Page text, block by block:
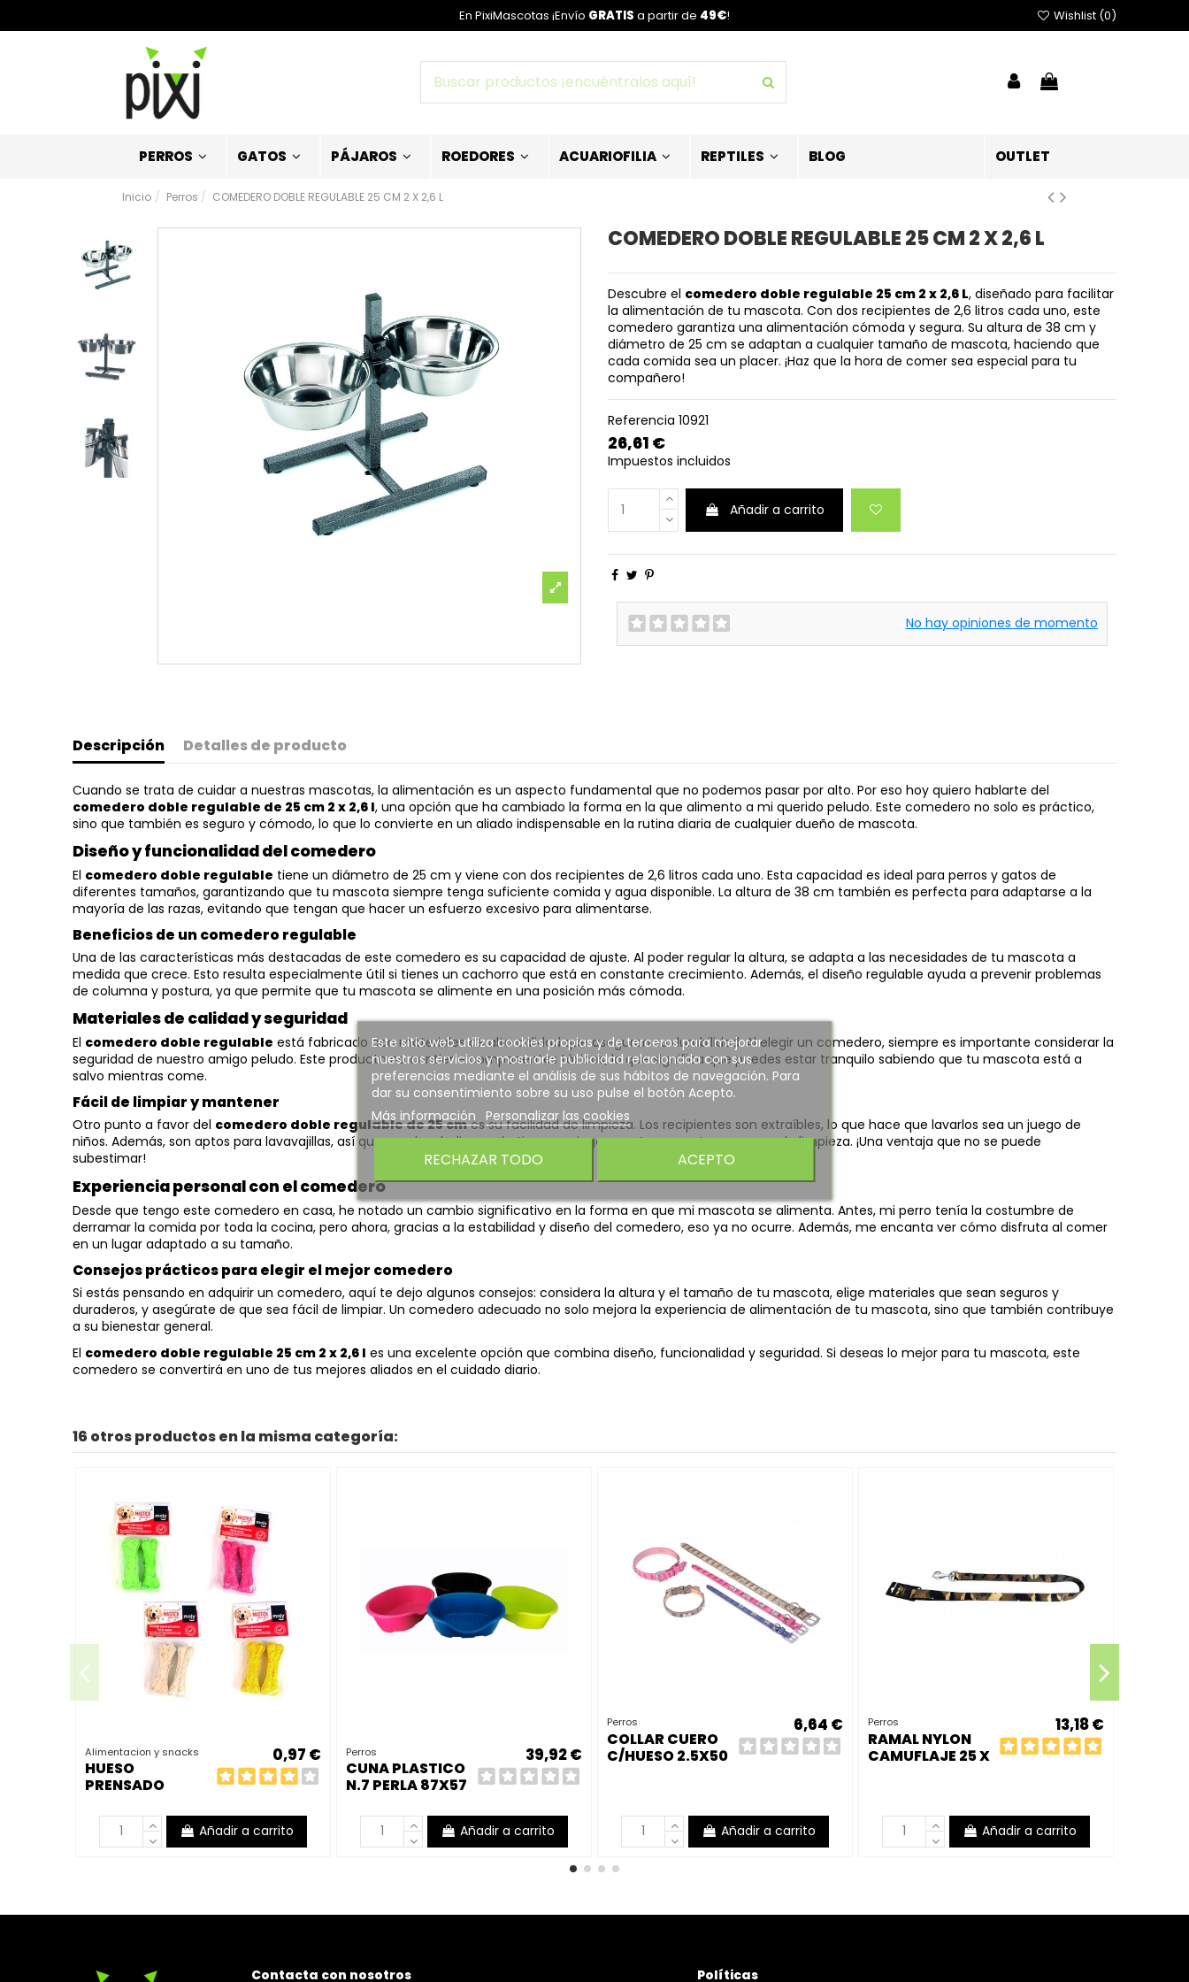
En PixiMascotas ¡Envío GRATIS a partir de 49€! Wishlist (0)
PERROS GATOS PÁJAROS ROEDORES ACUARIOFILIA REPTILES BLOG OUTLET
Inicio Perros COMEDERO DOBLE REGULABLE 25 CM 2 X 2,6 L
COMEDERO DOBLE REGULABLE 25 CM 2 X 2,6 L
Descubre el comedero doble regulable 25 cm 2 x 2,6 L, diseñado para facilitar
la alimentación de tu mascota. Con dos recipientes de 2,6 litros cada uno, este
comedero garantiza una alimentación cómoda y segura. Su altura de 38 cm y
diámetro de 25 cm se adaptan a cualquier tamaño de mascota, haciendo que
cada comida sea un placer. ¡Haz que la hora de comer sea especial para tu
compañero!
Referencia 10921
26,61 €
Impuestos incluidos
Añadir a carrito
No hay opiniones de momento
Descripción Detalles de producto
Cuando se trata de cuidar a nuestras mascotas, la alimentación es un aspecto fundamental que no podemos pasar por alto. Por eso hoy quiero hablarte del
comedero doble regulable de 25 cm 2 x 2,6 l, una opción que ha cambiado la forma en la que alimento a mi querido peludo. Este comedero no solo es práctico,
sino que también es seguro y cómodo, lo que lo convierte en un aliado indispensable en la rutina diaria de cualquier dueño de mascota.
Diseño y funcionalidad del comedero
El comedero doble regulable tiene un diámetro de 25 cm y viene con dos recipientes de 2,6 litros cada uno. Esta capacidad es ideal para perros y gatos de
diferentes tamaños, garantizando que tu mascota siempre tenga suficiente comida y agua disponible. La altura de 38 cm también es perfecta para adaptarse a la
mayoría de las razas, evitando que tengan que hacer un esfuerzo excesivo para alimentarse.
Beneficios de un comedero regulable
Una de las características más destacadas de este comedero es su capacidad de ajuste. Al poder regular la altura, se adapta a las necesidades de tu mascota a
medida que crece. Esto resulta especialmente útil si tienes un cachorro que está en constante crecimiento. Además, el diseño regulable ayuda a prevenir problemas
de columna y postura, ya que permite que tu mascota se alimente en una posición más cómoda.
Materiales de calidad y seguridad
El comedero doble regulable está fabricado con materiales de alta calidad que aseguran su durabilidad. Al elegir un comedero, siempre es importante considerar la
seguridad de nuestro amigo peludo. Este producto no contiene componentes tóxicos, lo que significa que puedes estar tranquilo sabiendo que tu mascota está a
salvo mientras come.
Fácil de limpiar y mantener
Otro punto a favor del comedero doble regulable de 25 cmes su facilidad de limpieza. Los recipientes son extraíbles, lo que hace que lavarlos sea un juego de
niños. Además, son aptos para lavavajillas, así que puedes dedicar más tiempo a jugar con tu mascota y menos a la limpieza. ¡Una ventaja que no se puede
subestimar!
Experiencia personal con el comedero
Desde que tengo este comedero en casa, he notado un cambio significativo en la forma en que mi mascota se alimenta. Antes, mi perro tenía la costumbre de
derramar la comida por toda la cocina, pero ahora, gracias a la estabilidad y diseño del comedero, eso ya no ocurre. Además, me encanta ver cómo disfruta al comer
en un lugar adaptado a su tamaño.
Consejos prácticos para elegir el mejor comedero
Si estás pensando en adquirir un comedero, aquí te dejo algunos consejos: considera la altura y el tamaño de tu mascota, elige materiales que sean seguros y
duraderos, y asegúrate de que sea fácil de limpiar. Un comedero adecuado no solo mejora la experiencia de alimentación de tu mascota, sino que también contribuye
a su bienestar general.
El comedero doble regulable 25 cm 2 x 2,6 l es una excelente opción que combina diseño, funcionalidad y seguridad. Si deseas lo mejor para tu mascota, este
comedero se convertirá en uno de tus mejores aliados en el cuidado diario.
16 otros productos en la misma categoría:
Alimentacion y snacks
HUESO
PRENSADO
PACK 2 UNID 70
0,97 €
Añadir a carrito
Perros
CUNA PLASTICO
N.7 PERLA 87X57
39,92 €
Añadir a carrito
Perros
COLLAR CUERO
C/HUESO 2.5X50
6,64 €
Añadir a carrito
Perros
RAMAL NYLON
CAMUFLAJE 25 X
13,18 €
Añadir a carrito
Contacta con nosotros Políticas
Este sitio web utiliza cookies propias y de terceros para mejorar
nuestros servicios y mostrarle publicidad relacionada con sus
preferencias mediante el análisis de sus hábitos de navegación. Para
dar su consentimiento sobre su uso pulse el botón Acepto.
Más información
Personalizar las cookies
RECHAZAR TODO ACEPTO